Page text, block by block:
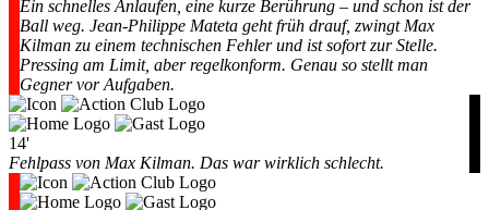
Ein schnelles Anlaufen, eine kurze Berührung – und schon ist der
Ball weg. Jean-Philippe Mateta geht früh drauf, zwingt Max
Kilman zu einem technischen Fehler und ist sofort zur Stelle.
Pressing am Limit, aber regelkonform. Genau so stellt man
Gegner vor Aufgaben.
14'
Fehlpass von Max Kilman. Das war wirklich schlecht.